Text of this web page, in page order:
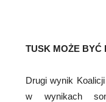
TUSK MOŻE BYĆ
Drugi wynik
w wynikach